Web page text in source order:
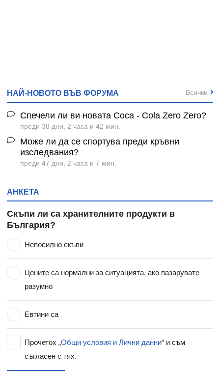
НАЙ-НОВОТО ВЪВ ФОРУМА
Спечели ли ви новата Coca - Cola Zero Zero?
преди 38 дни, 2 часа и 42 мин.
Може ли да се спортува преди кръвни
изследвания?
преди 47 дни, 2 часа и 7 мин.
Всички
АНКЕТА
Скъпи ли са хранителните продукти в
България?
Непосилно скъпи
Цените са нормални за ситуацията, ако пазарувате
разумно
Евтини са
Прочетох „Общи условия и Лични данни“ и съм
съгласен с тях.